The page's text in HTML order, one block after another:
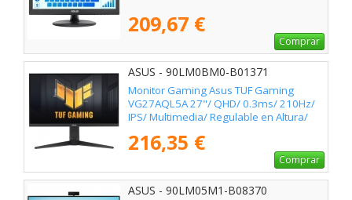
209,67 €
Comprar
ASUS - 90LM0BM0-B01371
Monitor Gaming Asus TUF Gaming
VG27AQL5A 27"/ QHD/ 0.3ms/ 210Hz/
IPS/ Multimedia/ Regulable en Altura/
216,35 €
Comprar
ASUS - 90LM05M1-B08370